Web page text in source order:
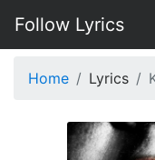
Follow Lyrics
Home Lyrics